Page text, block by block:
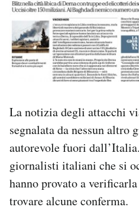
La notizia degli attacchi
segnalata da nessun altro
autorevole fuori
giornalisti italiani che si
hanno provato a
trovare alcune conferma.